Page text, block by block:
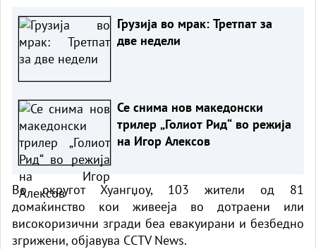
Грузија во мрак: Третпат за
две недели
Се снима нов македонски
трилер „Голиот Рид“ во режија
на Игор Алексов
Во округот Хуангџоу, 103 жители од 81
домаќинство кои живееја во дотраени или
високоризични згради беа евакуирани и безбедно
згрижени, објавува CCTV News.